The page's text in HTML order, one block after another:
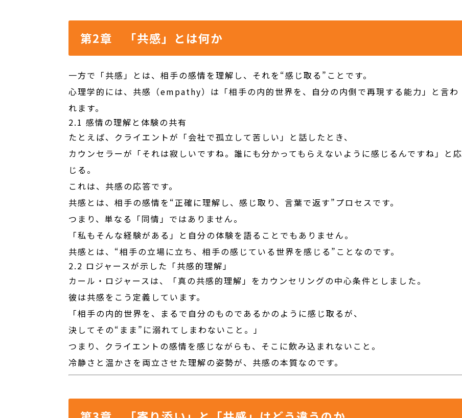
第2章 「共感」とは何か
一方で「共感」とは、相手の感情を理解し、それを“感じ取る”ことです。
心理学的には、共感（empathy）は「相手の内的世界を、自分の内側で再現する能力」と言わ
れます。
2.1 感情の理解と体験の共有
たとえば、クライエントが「会社で孤立して苦しい」と話したとき、
カウンセラーが「それは寂しいですね。誰にも分かってもらえないように感じるんですね」と応
じる。
これは、共感の応答です。
共感とは、相手の感情を“正確に理解し、感じ取り、言葉で返す”プロセスです。
つまり、単なる「同情」ではありません。
「私もそんな経験がある」と自分の体験を語ることでもありません。
共感とは、“相手の立場に立ち、相手の感じている世界を感じる”ことなのです。
2.2 ロジャースが示した「共感的理解」
カール・ロジャースは、「真の共感的理解」をカウンセリングの中心条件としました。
彼は共感をこう定義しています。
「相手の内的世界を、まるで自分のものであるかのように感じ取るが、
決してその“まま”に溺れてしまわないこと。」
つまり、クライエントの感情を感じながらも、そこに飲み込まれないこと。
冷静さと温かさを両立させた理解の姿勢が、共感の本質なのです。